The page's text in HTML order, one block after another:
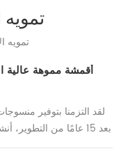
تمويه
تمويه
أقمشة مموهة عالية
بعد 15 عامًا من
المموهة وأصبحنا شريكًا
التمويه لا تتمتع